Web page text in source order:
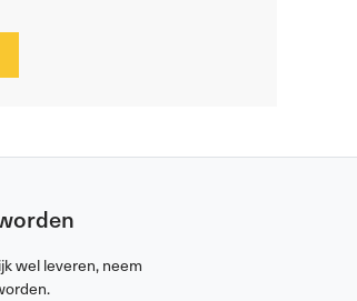
wel leveren, neem